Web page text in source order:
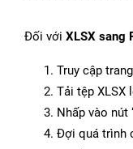
Đối với XLSX sang
Truy cập
Tải tệp XLSX
Nhấp vào nút
Đợi quá trình